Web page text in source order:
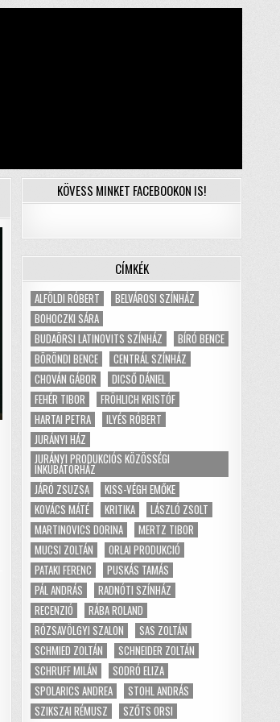
KÖVESS MINKET FACEBOOKON IS!
CÍMKÉK
ALFÖLDI RÓBERT
BELVÁROSI SZÍNHÁZ
BOHOCZKI SÁRA
BUDAÖRSI LATINOVITS SZÍNHÁZ
BÍRÓ BENCE
BÖRÖNDI BENCE
CENTRÁL SZÍNHÁZ
CHOVÁN GÁBOR
DICSŐ DÁNIEL
FEHÉR TIBOR
FRÖHLICH KRISTÓF
HARTAI PETRA
ILYÉS RÓBERT
JURÁNYI HÁZ
JURÁNYI PRODUKCIÓS KÖZÖSSÉGI
INKUBÁTORHÁZ
JÁRÓ ZSUZSA
KISS-VÉGH EMŐKE
KOVÁCS MÁTÉ
KRITIKA
LÁSZLÓ ZSOLT
MARTINOVICS DORINA
MERTZ TIBOR
MUCSI ZOLTÁN
ORLAI PRODUKCIÓ
PATAKI FERENC
PUSKÁS TAMÁS
PÁL ANDRÁS
RADNÓTI SZÍNHÁZ
RECENZIÓ
RÁBA ROLAND
RÓZSAVÖLGYI SZALON
SAS ZOLTÁN
SCHMIED ZOLTÁN
SCHNEIDER ZOLTÁN
SCHRUFF MILÁN
SODRÓ ELIZA
SPOLARICS ANDREA
STOHL ANDRÁS
SZIKSZAI RÉMUSZ
SZŐTS ORSI